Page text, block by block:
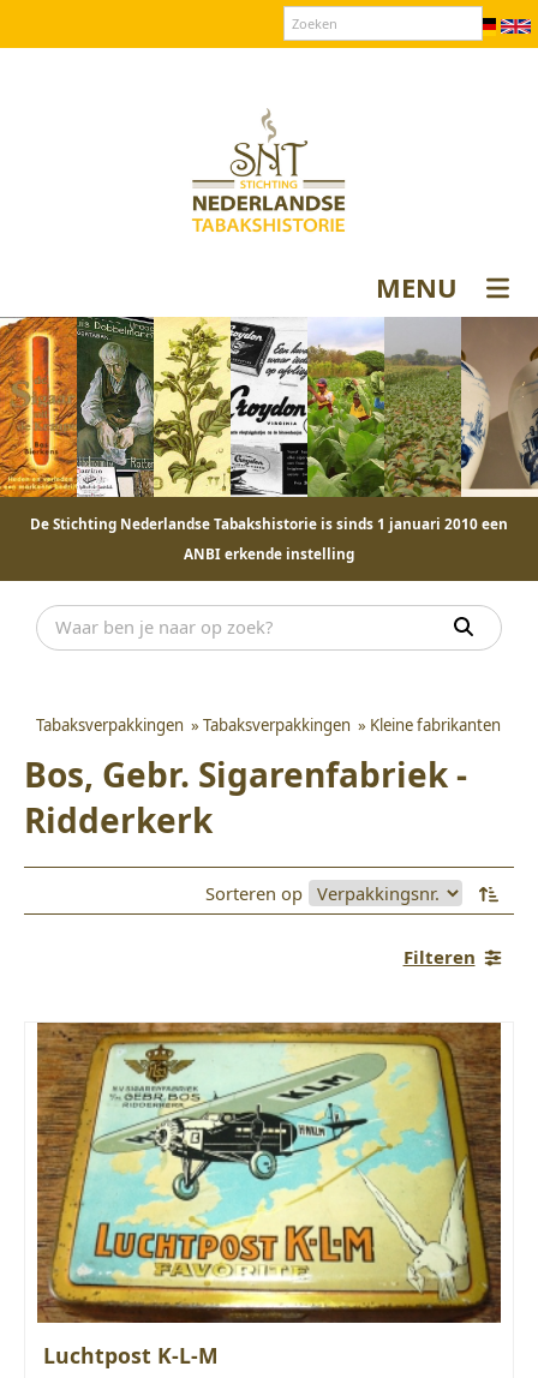
MENU
De Stichting Nederlandse Tabakshistorie is sinds 1 januari 2010 een
ANBI erkende instelling
Tabaksverpakkingen » Tabaksverpakkingen » Kleine fabrikanten
Bos, Gebr. Sigarenfabriek -
Ridderkerk
Sorteren op
Filteren
Luchtpost K-L-M